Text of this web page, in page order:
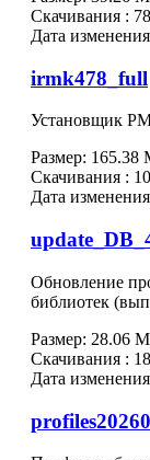
Скачивания : 78
Дата
irmk478_full
Установщик
Размер: 165.38
Скачивания :
Дата
Обновление
библиотек
Размер: 28.06
Скачивания :
Дата